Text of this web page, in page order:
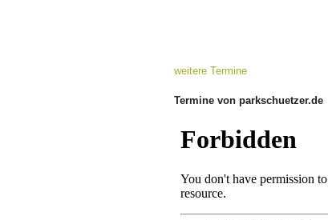
weitere Termine
Termine von parkschuetzer.de